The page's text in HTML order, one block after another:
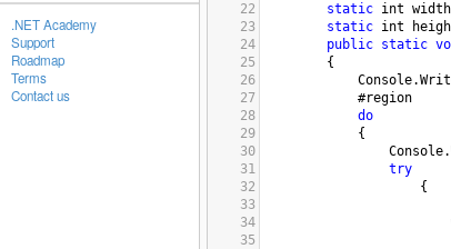
.NET Academy
Support
Roadmap
Terms
Contact us
22
static int width
23
static int
24
public static
25
        {
26
Console.
27
#region
28
do
29
            {
30
Console.
31
try
32
                    {
33
34
35